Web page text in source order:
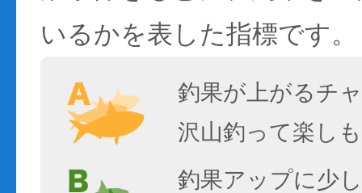
いるかを表した指標です。
釣果が上がるチ
沢山釣って楽し
釣果アップに少